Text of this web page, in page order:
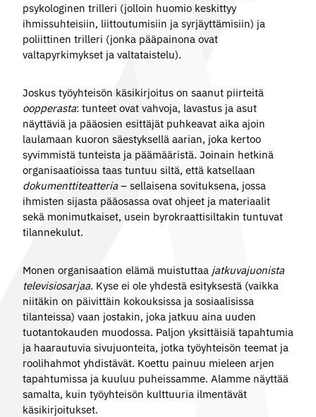
psykologinen trilleri (jolloin huomio keskittyy
ihmissuhteisiin, liittoutumisiin ja syrjäyttämisiin) ja
poliittinen trilleri (jonka pääpainona ovat
valtapyrkimykset ja valtataistelu).
Joskus työyhteisön käsikirjoitus on saanut piirteitä
oopperasta: tunteet ovat vahvoja, lavastus ja asut
näyttäviä ja pääosien esittäjät puhkeavat aika ajoin
laulamaan kuoron säestyksellä aarian, joka kertoo
syvimmistä tunteista ja päämääristä. Joinain hetkinä
organisaatioissa taas tuntuu siltä, että katsellaan
dokumenttiteatteria – sellaisena sovituksena, jossa
ihmisten sijasta pääosassa ovat ohjeet ja materiaalit
sekä monimutkaiset, usein byrokraattisiltakin tuntuvat
tilannekulut.
Monen organisaation elämä muistuttaa jatkuvajuonista
televisiosarjaa. Kyse ei ole yhdestä esityksestä (vaikka
niitäkin on päivittäin kokouksissa ja sosiaalisissa
tilanteissa) vaan jostakin, joka jatkuu aina uuden
tuotantokauden muodossa. Paljon yksittäisiä tapahtumia
ja haarautuvia sivujuonteita, jotka työyhteisön teemat ja
roolihahmot yhdistävät. Koettu painuu mieleen arjen
tapahtumissa ja kuuluu puheissamme. Alamme näyttää
samalta, kuin työyhteisön kulttuuria ilmentävät
käsikirjoitukset.